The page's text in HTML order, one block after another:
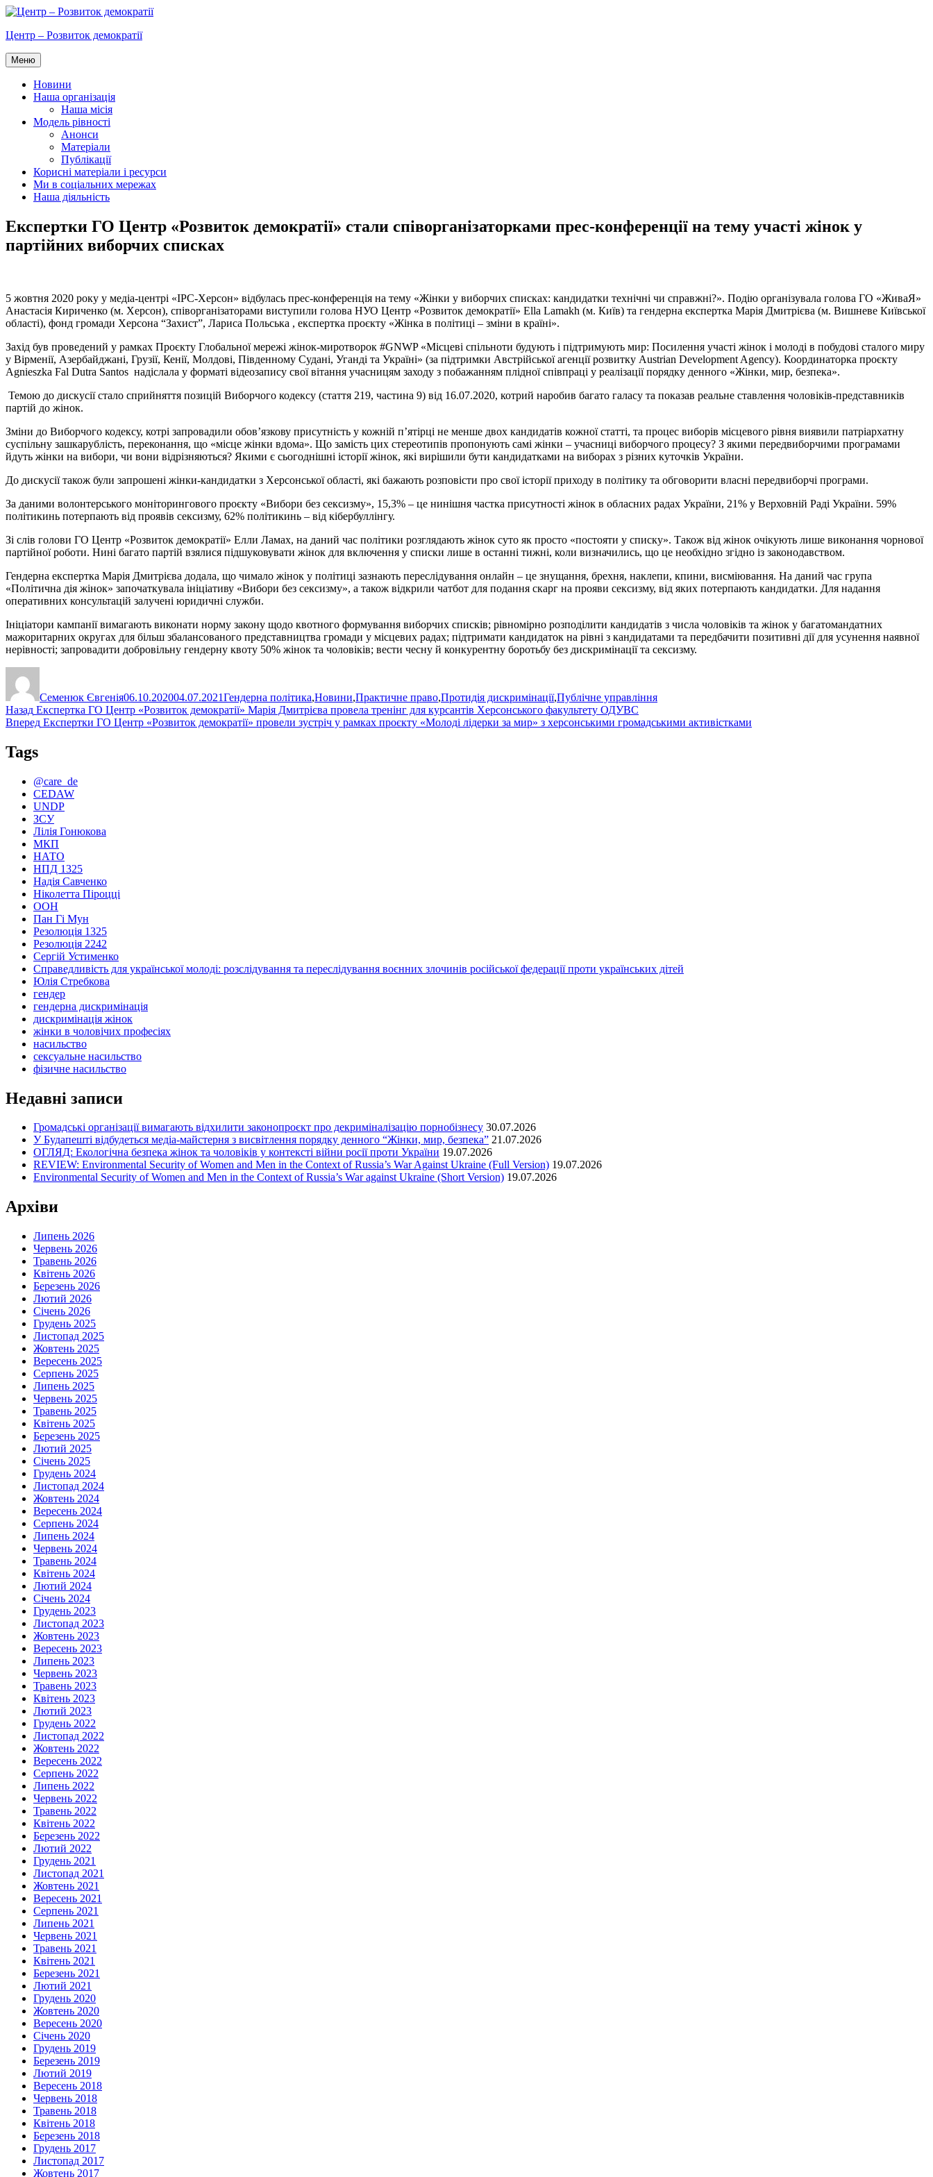
Перейти
вмісту
Центр – Розвиток демократії
Меню
Новини
Наша організація
Наша місія
Модель рівності
Анонси
Матеріали
Публікації
Корисні матеріали і ресурси
Ми в соціальних мережах
Наша діяльність
Експертки ГО Центр «Розвиток демократії» стали співорганізаторками прес-конференції на тему участі жінок у
партійних виборчих списках
5 жовтня 2020 року у медіа-центрі «ІРС-Херсон» відбулась прес-конференція на тему «Жінки у виборчих списках: кандидатки технічні чи справжні?». Подію організувала голова ГО «ЖиваЯ»
Анастасія Кириченко (м. Херсон), співорганізаторами виступили голова НУО Центр «Розвиток демократії» Ella Lamakh (м. Київ) та гендерна експертка Марія Дмитрієва (м. Вишневе Київської
області), фонд громади Херсона “Захист”, Лариса Польська , експертка проєкту «Жінка в політиці – зміни в країні».
Захід був проведений у рамках Проєкту Глобальної мережі жінок-миротворок #GNWP «Місцеві спільноти будують і підтримують мир: Посилення участі жінок і молоді в побудові сталого миру
у Вірменії, Азербайджані, Грузії, Кенії, Молдові, Південному Судані, Уганді та Україні» (за підтримки Австрійської агенції розвитку Austrian Development Agency). Координаторка проєкту
Agnieszka Fal Dutra Santos надіслала у форматі відеозапису свої вітання учасницям заходу з побажанням плідної співпраці у реалізації порядку денного «Жінки, мир, безпека».
Темою до дискусії стало сприйняття позицій Виборчого кодексу (стаття 219, частина 9) від 16.07.2020, котрий наробив багато галасу та показав реальне ставлення чоловіків-представників
партій до жінок.
Зміни до Виборчого кодексу, котрі запровадили обов’язкову присутність у кожній п’ятірці не менше двох кандидатів кожної статті, та процес виборів місцевого рівня виявили патріархатну
суспільну зашкарублість, переконання, що «місце жінки вдома». Що замість цих стереотипів пропонують самі жінки – учасниці виборчого процесу? З якими передвиборчими програмами
йдуть жінки на вибори, чи вони відрізняються? Якими є сьогоднішні історії жінок, які вирішили бути кандидатками на виборах з різних куточків України.
До дискусії також були запрошені жінки-кандидатки з Херсонської області, які бажають розповісти про свої історії приходу в політику та обговорити власні передвиборчі програми.
За даними волонтерського моніторингового проєкту «Вибори без сексизму», 15,3% – це нинішня частка присутності жінок в обласних радах України, 21% у Верховній Раді України. 59%
політикинь потерпають від проявів сексизму, 62% політикинь – від кібербуллінгу.
Зі слів голови ГО Центр «Розвиток демократії» Елли Ламах, на даний час політики розглядають жінок суто як просто «постояти у списку». Також від жінок очікують лише виконання чорнової
партійної роботи. Нині багато партій взялися підшуковувати жінок для включення у списки лише в останні тижні, коли визначились, що це необхідно згідно із законодавством.
Гендерна експертка Марія Дмитрієва додала, що чимало жінок у політиці зазнають переслідування онлайн – це знущання, брехня, наклепи, кпини, висміювання. На даний час група
«Політична дія жінок» започаткувала ініціативу «Вибори без сексизму», а також відкрили чатбот для подання скарг на прояви сексизму, від яких потерпають кандидатки. Для надання
оперативних консультацій залучені юридичні служби.
Ініціатори кампанії вимагають виконати норму закону щодо квотного формування виборчих списків; рівномірно розподілити кандидатів з числа чоловіків та жінок у багатомандатних
мажоритарних округах для більш збалансованого представництва громади у місцевих радах; підтримати кандидаток на рівні з кандидатами та передбачити позитивні дії для усунення наявної
нерівності; запровадити добровільну гендерну квоту 50% жінок та чоловіків; вести чесну й конкурентну боротьбу без дискримінації та сексизму.
Семенюк Євгенія06.10.202004.07.2021Гендерна політика,Новини,Практичне право,Протидія дискримінації,Публічне управління
Навігація
записів
Назад Попередній
запис:
Експертка ГО Центр «Розвиток демократії» Марія Дмитрієва провела тренінг для курсантів Херсонського факультету ОДУВС
Вперед Наступний
Експертки ГО Центр «Розвиток демократії» провели зустріч у рамках проєкту «Молоді лідерки за мир» з херсонськими громадськими активістками
Tags
@care_de
CEDAW
UNDP
ЗСУ
Лілія Гонюкова
МКП
НАТО
НПД 1325
Надія Савченко
Ніколетта Піроцці
ООН
Пан Гі Мун
Резолюція 1325
Резолюція 2242
Сергій Устименко
Справедливість для української молоді: розслідування та переслідування воєнних злочинів російської федерації проти українських дітей
Юлія Стребкова
гендер
гендерна дискримінація
дискримінація жінок
жінки в чоловічих професіях
насильство
сексуальне насильство
фізичне насильство
Недавні записи
Громадські організації вимагають відхилити законопроєкт про декриміналізацію порнобізнесу 30.07.2026
У Будапешті відбудеться медіа-майстерня з висвітлення порядку денного “Жінки, мир, безпека” 21.07.2026
ОГЛЯД: Екологічна безпека жінок та чоловіків у контексті війни росії проти України 19.07.2026
REVIEW: Environmental Security of Women and Men in the Context of Russia’s War Against Ukraine (Full Version) 19.07.2026
Environmental Security of Women and Men in the Context of Russia’s War against Ukraine (Short Version) 19.07.2026
Архіви
Липень 2026
Червень 2026
Травень 2026
Квітень 2026
Березень 2026
Лютий 2026
Січень 2026
Грудень 2025
Листопад 2025
Жовтень 2025
Вересень 2025
Серпень 2025
Липень 2025
Червень 2025
Травень 2025
Квітень 2025
Березень 2025
Лютий 2025
Січень 2025
Грудень 2024
Листопад 2024
Жовтень 2024
Вересень 2024
Серпень 2024
Липень 2024
Червень 2024
Травень 2024
Квітень 2024
Лютий 2024
Січень 2024
Грудень 2023
Листопад 2023
Жовтень 2023
Вересень 2023
Липень 2023
Червень 2023
Травень 2023
Квітень 2023
Лютий 2023
Грудень 2022
Листопад 2022
Жовтень 2022
Вересень 2022
Серпень 2022
Липень 2022
Червень 2022
Травень 2022
Квітень 2022
Березень 2022
Лютий 2022
Грудень 2021
Листопад 2021
Жовтень 2021
Вересень 2021
Серпень 2021
Липень 2021
Червень 2021
Травень 2021
Квітень 2021
Березень 2021
Лютий 2021
Грудень 2020
Жовтень 2020
Вересень 2020
Січень 2020
Грудень 2019
Березень 2019
Лютий 2019
Вересень 2018
Червень 2018
Травень 2018
Квітень 2018
Березень 2018
Грудень 2017
Листопад 2017
Жовтень 2017